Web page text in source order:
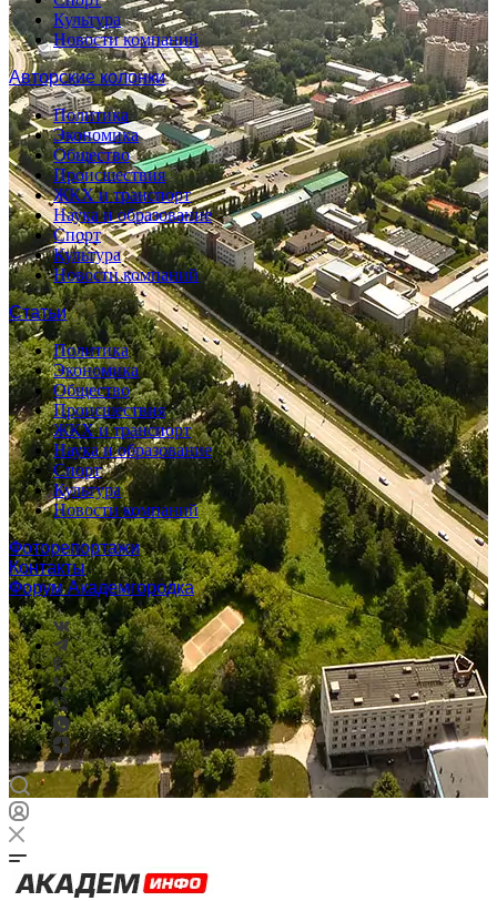
Культура
Новости компаний
Авторские колонки
Политика
Экономика
Общество
Происшествия
ЖКХ и транспорт
Наука и образование
Спорт
Культура
Новости компаний
Статьи
Политика
Экономика
Общество
Происшествия
ЖКХ и транспорт
Наука и образование
Спорт
Культура
Новости компаний
Фоторепортажи
Контакты
Форум Академгородка